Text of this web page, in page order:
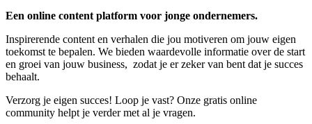
Een online content platform voor jonge ondernemers.
Inspirerende content en verhalen die jou motiveren om jouw eigen
toekomst te bepalen. We bieden waardevolle informatie over de start
en groei van jouw business, zodat je er zeker van bent dat je succes
behaalt.
Verzorg je eigen succes! Loop je vast? Onze gratis online
community helpt je verder met al je vragen.